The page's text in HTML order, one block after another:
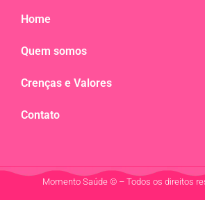
Home
Quem somos
Crenças e Valores
Contato
Momento Saúde © – Todos os direitos